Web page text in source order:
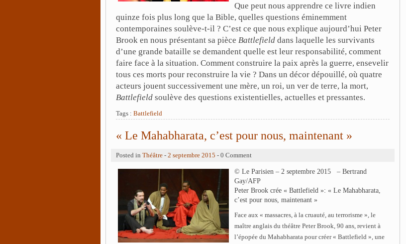
Que peut nous apprendre ce livre indien
quinze fois plus long que la Bible, quelles questions éminemment
contemporaines soulève-t-il ? C’est ce que nous explique aujourd’hui Peter
Brook en nous présentant sa pièce Battlefield dans laquelle les survivants
d’une grande bataille se demandent quelle est leur responsabilité, comment
faire face à la situation. Comment construire la paix après la guerre, ensevelir
tous ces morts pour reconstruire la vie ? Dans un décor dépouillé, où quatre
acteurs jouent successivement une mère, un roi, un ver de terre, la mort,
Battlefield soulève des questions existentielles, actuelles et pressantes.
Tags : Battlefield
« Le Mahabharata, c’est pour nous, maintenant »
Posted in Théâtre - 2 septembre 2015 - 0 Comment
© Le Parisien – 2 septembre 2015 – Bertrand
Gay/AFP
Peter Brook crée « Battlefield »: « Le Mahabharata,
c’est pour nous, maintenant »
Face aux « massacres, à la cruauté, au terrorisme », le
maître anglais du théâtre Peter Brook, 90 ans, revient à
l’épopée du Mahabharata pour créer « Battlefield », une